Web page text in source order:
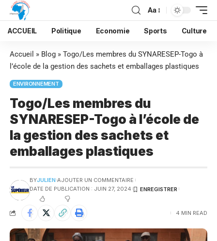
Aa
ACCUEIL Politique Economie Sports Culture
Accueil » Blog » Togo/Les membres du SYNARESEP-Togo à
l’école de la gestion des sachets et emballages plastiques
ENVIRONNEMENT
Togo/Les membres du
SYNARESEP-Togo à l’école de
la gestion des sachets et
emballages plastiques
BYJULIEN AJOUTER UN COMMENTAIRE
DATE DE PUBLICATION : JUIN 27, 2024
4 MIN READ